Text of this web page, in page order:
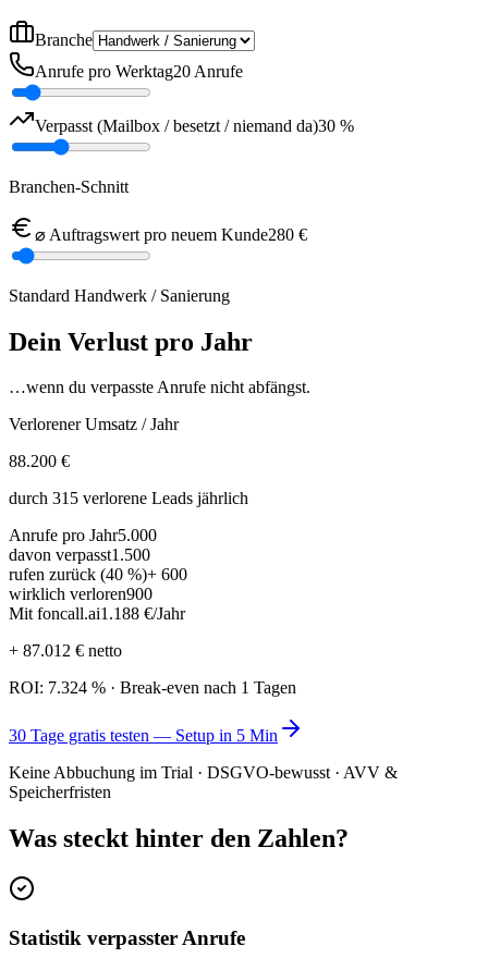
Branche
Anrufe pro Werktag20 Anrufe
Verpasst (Mailbox / besetzt / niemand da)30 %
Branchen-Schnitt
⌀ Auftragswert pro neuem Kunde280 €
Standard Handwerk / Sanierung
Dein Verlust pro Jahr
…wenn du verpasste Anrufe nicht abfängst.
Verlorener Umsatz / Jahr
88.200 €
durch 315 verlorene Leads jährlich
Anrufe pro Jahr5.000
davon verpasst1.500
rufen zurück (40 %)+ 600
wirklich verloren900
Mit foncall.ai1.188 €/Jahr
+ 87.012 € netto
ROI: 7.324 % · Break-even nach 1 Tagen
30 Tage gratis testen — Setup in 5 Min
Keine Abbuchung im Trial · DSGVO-bewusst · AVV &
Speicherfristen
Was steckt hinter den Zahlen?
Statistik verpasster Anrufe